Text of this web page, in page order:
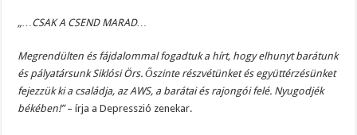
„…CSAK A CSEND MARAD…
Megrendülten és fájdalommal fogadtuk a hírt, hogy elhunyt barátunk
és pályatársunk Siklósi Örs. Őszinte részvétünket és együttérzésünket
fejezzük ki a családja, az AWS, a barátai és rajongói felé. Nyugodjék
békében!”– írja a Depresszió zenekar.